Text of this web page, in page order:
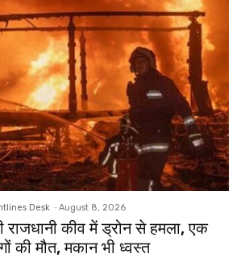
Desk - August 8, 2026
कीव में ड्रोन से हमला, एक
की मौत, मकान भी ध्वस्त